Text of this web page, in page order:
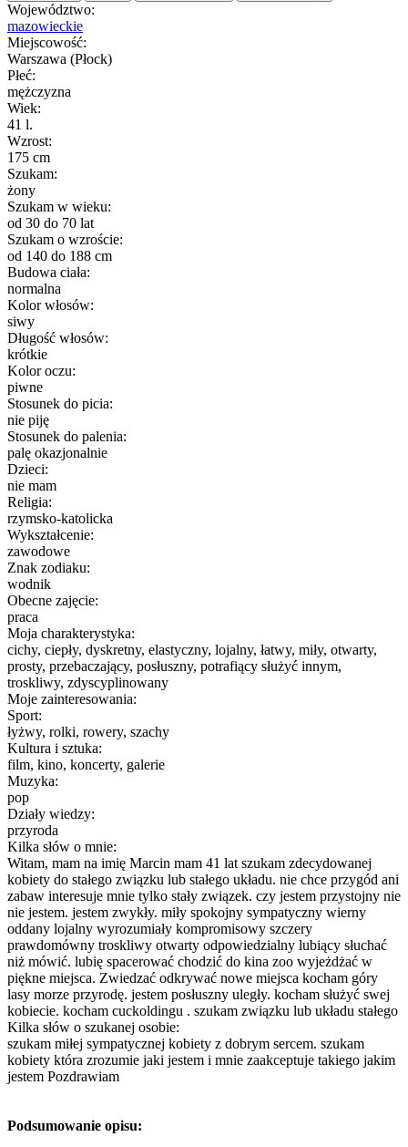
Województwo:
mazowieckie
Miejscowość:
Warszawa (Płock)
Płeć:
mężczyzna
Wiek:
41 l.
Wzrost:
175 cm
Szukam:
żony
Szukam w wieku:
od 30 do 70 lat
Szukam o wzroście:
od 140 do 188 cm
Budowa ciała:
normalna
Kolor włosów:
siwy
Długość włosów:
krótkie
Kolor oczu:
piwne
Stosunek do picia:
nie piję
Stosunek do palenia:
palę okazjonalnie
Dzieci:
nie mam
Religia:
rzymsko-katolicka
Wykształcenie:
zawodowe
Znak zodiaku:
wodnik
Obecne zajęcie:
praca
Moja charakterystyka:
cichy, ciepły, dyskretny, elastyczny, lojalny, łatwy, miły, otwarty,
prosty, przebaczający, posłuszny, potrafiący służyć innym,
troskliwy, zdyscyplinowany
Moje zainteresowania:
Sport:
łyżwy, rolki, rowery, szachy
Kultura i sztuka:
film, kino, koncerty, galerie
Muzyka:
pop
Działy wiedzy:
przyroda
Kilka słów o mnie:
Witam, mam na imię Marcin mam 41 lat szukam zdecydowanej
kobiety do stałego związku lub stałego układu. nie chce przygód ani
zabaw interesuje mnie tylko stały związek. czy jestem przystojny nie
nie jestem. jestem zwykły. miły spokojny sympatyczny wierny
oddany lojalny wyrozumiały kompromisowy szczery
prawdomówny troskliwy otwarty odpowiedzialny lubiący słuchać
niż mówić. lubię spacerować chodzić do kina zoo wyjeżdżać w
piękne miejsca. Zwiedzać odkrywać nowe miejsca kocham góry
lasy morze przyrodę. jestem posłuszny uległy. kocham służyć swej
kobiecie. kocham cuckoldingu . szukam związku lub układu stałego
Kilka słów o szukanej osobie:
szukam miłej sympatycznej kobiety z dobrym sercem. szukam
kobiety która zrozumie jaki jestem i mnie zaakceptuje takiego jakim
jestem Pozdrawiam
Podsumowanie opisu: